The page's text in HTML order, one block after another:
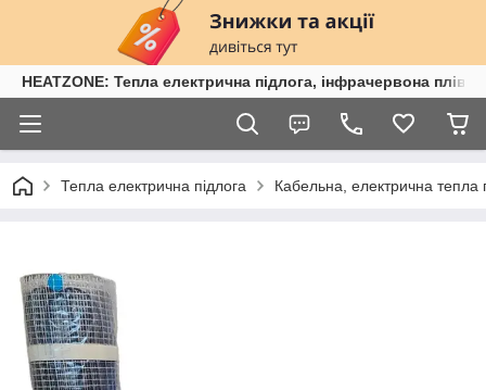
HEATZONE: Тепла електрична підлога, інфрачервона
Тепла електрична підлога Кабельна, електрична